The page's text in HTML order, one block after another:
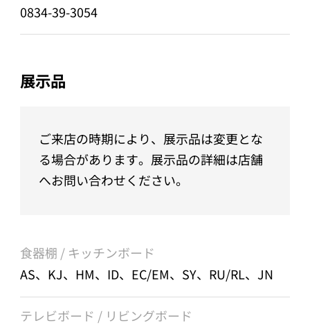
0834-39-3054
展示品
ご来店の時期により、展示品は変更とな
る場合があります。展示品の詳細は店舗
へお問い合わせください。
食器棚 / キッチンボード
AS、KJ、HM、ID、EC/EM、SY、RU/RL、JN
テレビボード / リビングボード